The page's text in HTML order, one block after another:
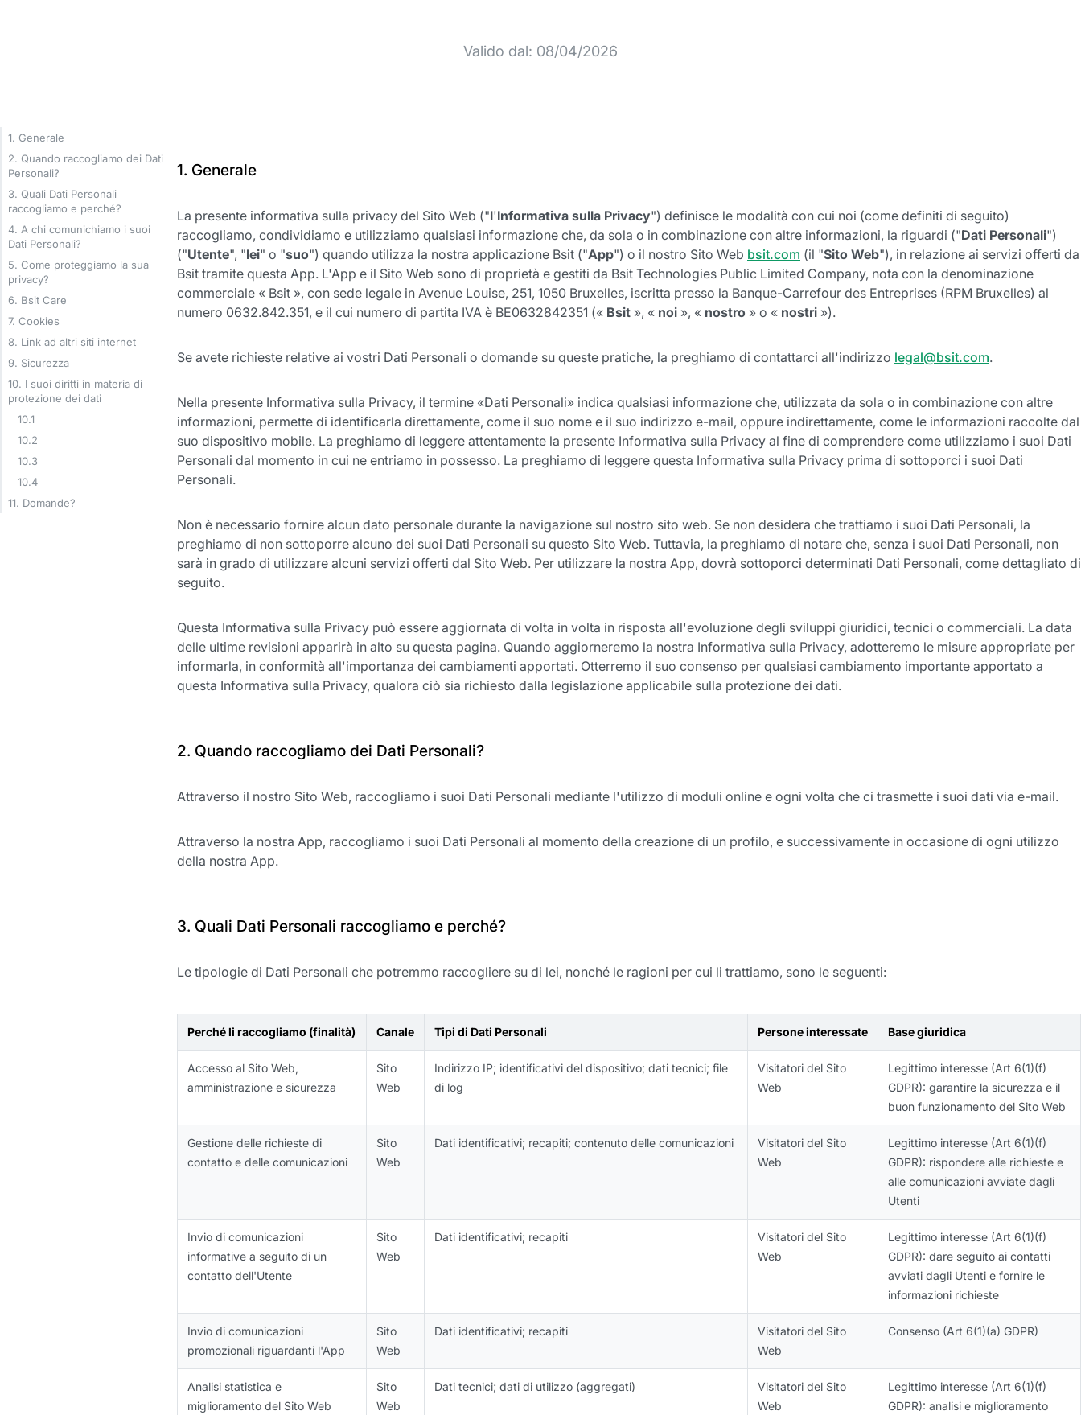
Valido dal: 08/04/2026
1. Generale
2. Quando raccogliamo dei Dati
Personali?
3. Quali Dati Personali
raccogliamo e perché?
4. A chi comunichiamo i suoi
Dati Personali?
5. Come proteggiamo la sua
privacy?
6. Bsit Care
7. Cookies
8. Link ad altri siti internet
9. Sicurezza
10. I suoi diritti in materia di
protezione dei dati
10.1
10.2
10.3
10.4
11. Domande?
1. Generale
La presente informativa sulla privacy del Sito Web ("l'Informativa sulla Privacy") definisce le modalità con cui noi (come definiti di seguito)
raccogliamo, condividiamo e utilizziamo qualsiasi informazione che, da sola o in combinazione con altre informazioni, la riguardi ("Dati Personali")
("Utente", "lei" o "suo") quando utilizza la nostra applicazione Bsit ("App") o il nostro Sito Web bsit.com (il "Sito Web"), in relazione ai servizi offerti da
Bsit tramite questa App. L'App e il Sito Web sono di proprietà e gestiti da Bsit Technologies Public Limited Company, nota con la denominazione
commerciale « Bsit », con sede legale in Avenue Louise, 251, 1050 Bruxelles, iscritta presso la Banque-Carrefour des Entreprises (RPM Bruxelles) al
numero 0632.842.351, e il cui numero di partita IVA è BE0632842351 (« Bsit », « noi », « nostro » o « nostri »).
Se avete richieste relative ai vostri Dati Personali o domande su queste pratiche, la preghiamo di contattarci all'indirizzo legal@bsit.com.
Nella presente Informativa sulla Privacy, il termine «Dati Personali» indica qualsiasi informazione che, utilizzata da sola o in combinazione con altre
informazioni, permette di identificarla direttamente, come il suo nome e il suo indirizzo e-mail, oppure indirettamente, come le informazioni raccolte dal
suo dispositivo mobile. La preghiamo di leggere attentamente la presente Informativa sulla Privacy al fine di comprendere come utilizziamo i suoi Dati
Personali dal momento in cui ne entriamo in possesso. La preghiamo di leggere questa Informativa sulla Privacy prima di sottoporci i suoi Dati
Personali.
Non è necessario fornire alcun dato personale durante la navigazione sul nostro sito web. Se non desidera che trattiamo i suoi Dati Personali, la
preghiamo di non sottoporre alcuno dei suoi Dati Personali su questo Sito Web. Tuttavia, la preghiamo di notare che, senza i suoi Dati Personali, non
sarà in grado di utilizzare alcuni servizi offerti dal Sito Web. Per utilizzare la nostra App, dovrà sottoporci determinati Dati Personali, come dettagliato di
seguito.
Questa Informativa sulla Privacy può essere aggiornata di volta in volta in risposta all'evoluzione degli sviluppi giuridici, tecnici o commerciali. La data
delle ultime revisioni apparirà in alto su questa pagina. Quando aggiorneremo la nostra Informativa sulla Privacy, adotteremo le misure appropriate per
informarla, in conformità all'importanza dei cambiamenti apportati. Otterremo il suo consenso per qualsiasi cambiamento importante apportato a
questa Informativa sulla Privacy, qualora ciò sia richiesto dalla legislazione applicabile sulla protezione dei dati.
2. Quando raccogliamo dei Dati Personali?
Attraverso il nostro Sito Web, raccogliamo i suoi Dati Personali mediante l'utilizzo di moduli online e ogni volta che ci trasmette i suoi dati via e-mail.
Attraverso la nostra App, raccogliamo i suoi Dati Personali al momento della creazione di un profilo, e successivamente in occasione di ogni utilizzo
della nostra App.
3. Quali Dati Personali raccogliamo e perché?
Le tipologie di Dati Personali che potremmo raccogliere su di lei, nonché le ragioni per cui li trattiamo, sono le seguenti:
Perché li raccogliamo (finalità) Canale Tipi di Dati Personali Persone interessate Base giuridica
Accesso al Sito Web,
amministrazione e sicurezza
Sito
Web
Indirizzo IP; identificativi del dispositivo; dati tecnici; file
di log
Visitatori del Sito
Web
Legittimo interesse (Art 6(1)(f)
GDPR): garantire la sicurezza e il
buon funzionamento del Sito Web
Gestione delle richieste di
contatto e delle comunicazioni
Sito
Web
Dati identificativi; recapiti; contenuto delle comunicazioni
Visitatori del Sito
Web
Legittimo interesse (Art 6(1)(f)
GDPR): rispondere alle richieste e
alle comunicazioni avviate dagli
Utenti
Invio di comunicazioni
informative a seguito di un
contatto dell'Utente
Sito
Web
Dati identificativi; recapiti
Visitatori del Sito
Web
Legittimo interesse (Art 6(1)(f)
GDPR): dare seguito ai contatti
avviati dagli Utenti e fornire le
informazioni richieste
Invio di comunicazioni
promozionali riguardanti l'App
Sito
Web
Dati identificativi; recapiti
Visitatori del Sito
Web
Consenso (Art 6(1)(a) GDPR)
Analisi statistica e
miglioramento del Sito Web
Sito
Web
Dati tecnici; dati di utilizzo (aggregati)
Visitatori del Sito
Web
Legittimo interesse (Art 6(1)(f)
GDPR): analisi e miglioramento